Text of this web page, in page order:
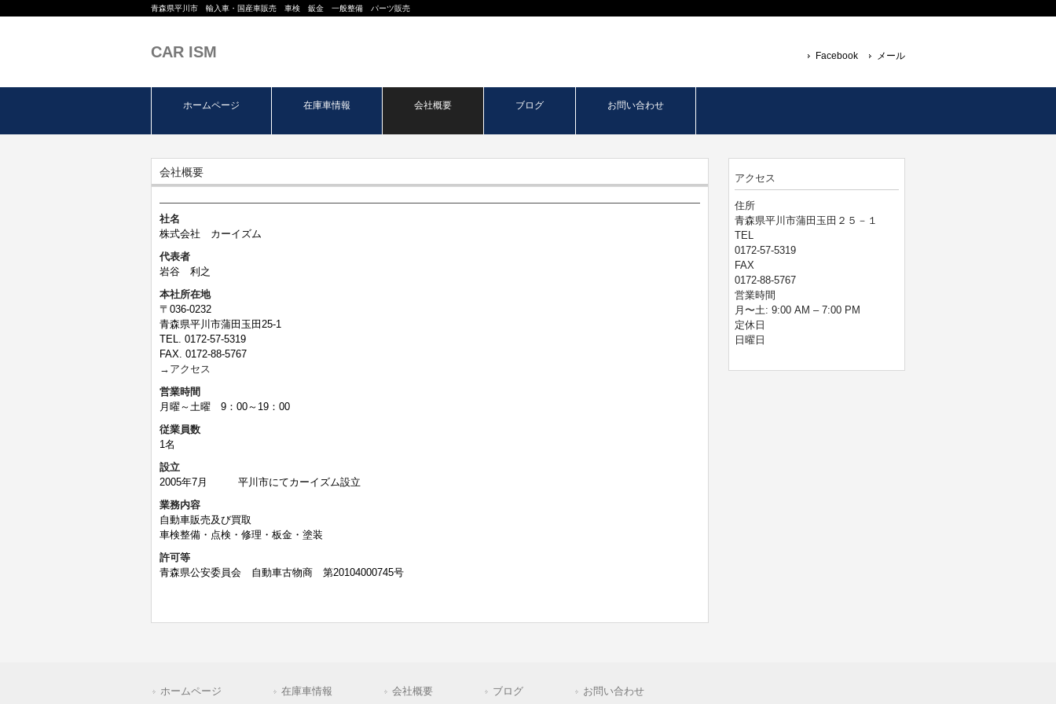
青森県平川市 輸入車・国産車販売 車検 鈑金 一般整備 パーツ販売
CAR ISM Facebook メール
ホームページ 在庫車情報 会社概要 ブログ お問い合わせ
会社概要
社名
株式会社 カーイズム
代表者
岩谷 利之
本社所在地
〒036-0232
青森県平川市蒲田玉田25-1
TEL. 0172-57-5319
FAX. 0172-88-5767
→アクセス
営業時間
月曜～土曜 9：00～19：00
従業員数
1名
設立
2005年7月 平川市にてカーイズム設立
業務内容
自動車販売及び買取
車検整備・点検・修理・板金・塗装
許可等
青森県公安委員会 自動車古物商 第20104000745号
アクセス
住所
青森県平川市蒲田玉田２５－１
TEL
0172-57-5319
FAX
0172-88-5767
営業時間
月〜土: 9:00 AM – 7:00 PM
定休日
日曜日
ホームページ 在庫車情報 会社概要 ブログ お問い合わせ